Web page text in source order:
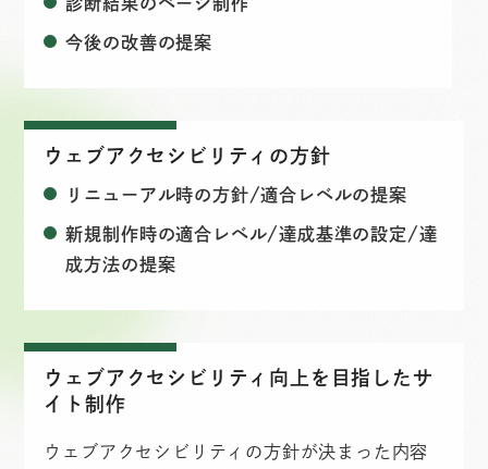
今後の改善の提案
ウェブアクセシビリティの方針
リニューアル時の方針/適合レベルの提案
新規制作時の適合レベル/達成基準の設定/達
成方法の提案
ウェブアクセシビリティ向上を目指したサ
イト制作
ウェブアクセシビリティの方針が決まった内容